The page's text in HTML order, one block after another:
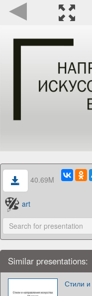
40.69M
art
Similar presentations:
Стили и